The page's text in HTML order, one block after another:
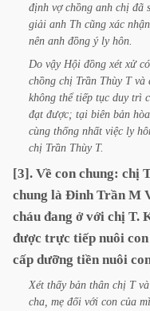
định vợ chồng anh chị đã
giải anh Th cũng xác nhận
nên anh đồng ý ly hôn.
Do vậy Hội đồng xét xử có
chồng chị Trần Thùy T và
không thể tiếp tục duy trì
đạt được; tại biên bản hòa
cùng thống nhất việc ly
chị Trần Thùy T.
[3]. Về con chung: chị
chung là Đinh Trần M
cháu đang ở với chị T.
được trực tiếp nuôi con
cấp dưỡng tiền nuôi
Xét thấy bản thân chị T và
cha, mẹ đối với con của